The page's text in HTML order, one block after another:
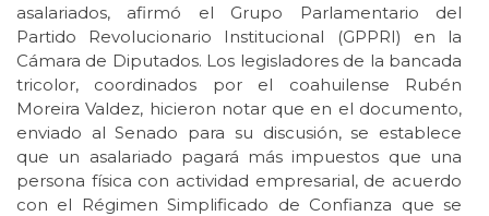
asalariados, afirmó el Grupo Parlamentario del
Partido Revolucionario Institucional (GPPRI) en la
Cámara de Diputados. Los legisladores de la bancada
tricolor, coordinados por el coahuilense Rubén
Moreira Valdez, hicieron notar que en el documento,
enviado al Senado para su discusión, se establece
que un asalariado pagará más impuestos que una
persona física con actividad empresarial, de acuerdo
con el Régimen Simplificado de Confianza que se